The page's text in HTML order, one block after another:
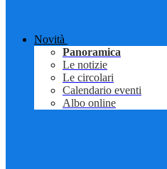
Novità
Panoramica
Le notizie
Le circolari
Calendario eventi
Albo online